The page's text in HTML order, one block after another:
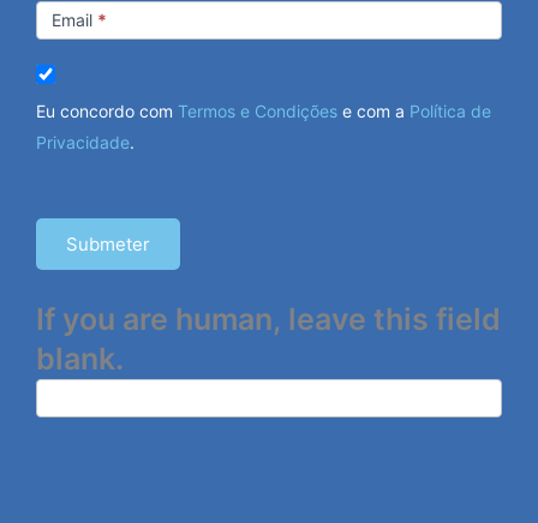
Email *
Eu concordo com Termos e Condições e com a Política de
Privacidade.
Submeter
If you are human, leave this field
blank.